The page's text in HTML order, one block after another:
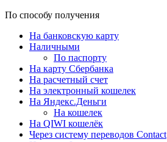
По способу получения
На банковскую карту
Наличными
По паспорту
На карту Сбербанка
На расчетный счет
На электронный кошелек
На Яндекс.Деньги
На кошелек
На QIWI кошелёк
Через систему переводов Contact